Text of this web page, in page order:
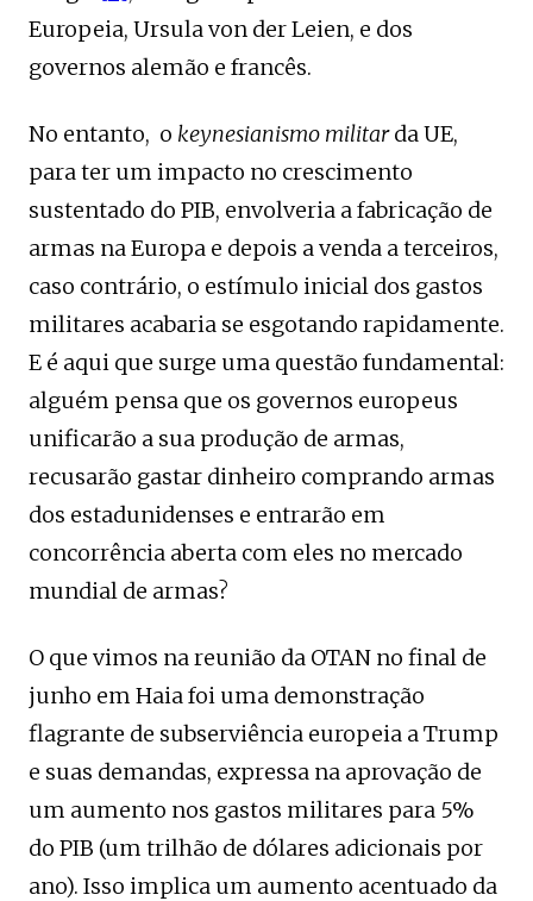
Europeia, Ursula von der Leien, e dos
governos alemão e francês.
No entanto, o keynesianismo militarda UE,
para ter um impacto no crescimento
sustentado do PIB, envolveria a fabricação de
armas na Europa e depois a venda a terceiros,
caso contrário, o estímulo inicial dos gastos
militares acabaria se esgotando rapidamente.
E é aqui que surge uma questão fundamental:
alguém pensa que os governos europeus
unificarão a sua produção de armas,
recusarão gastar dinheiro comprando armas
dos estadunidenses e entrarão em
concorrência aberta com eles no mercado
mundial de armas?
O que vimos na reunião da OTAN no final de
junho em Haia foi uma demonstração
flagrante de subserviência europeia a Trump
e suas demandas, expressa na aprovação de
um aumento nos gastos militares para 5%
do PIB (um trilhão de dólares adicionais por
ano). Isso implica um aumento acentuado da